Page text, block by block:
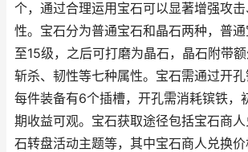
个，通过合理运用宝石可以显著增强攻
性。宝石分为普通宝石和晶石两种，普
至15级，之后可打磨为晶石，晶石附带额
斩杀、韧性等七种属性。宝石需通过开孔
每件装备有6个插槽，开孔需消耗镔铁，
期收益可观。宝石获取途径包括宝石商
石转盘活动主题等，其中宝石商人兑换价